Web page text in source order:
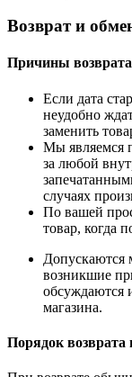
Возврат и
Причины
Если дата
неудобно
заменить
Мы являемся
за любой
случаях
По вашей
товар, когда
Допускаются
возникшие
обсуждаются
магазина.
Порядок возврата